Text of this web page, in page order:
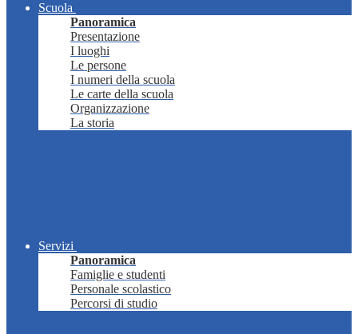
Scuola
Panoramica
Presentazione
I luoghi
Le persone
I numeri della scuola
Le carte della scuola
Organizzazione
La storia
Servizi
Panoramica
Famiglie e studenti
Personale scolastico
Percorsi di studio